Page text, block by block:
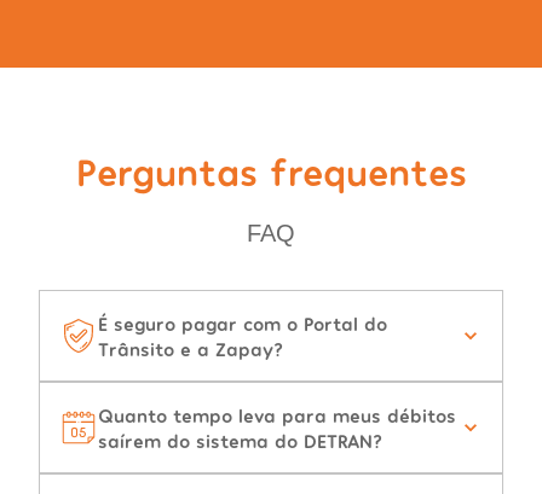
Perguntas frequentes
FAQ
É seguro pagar com o Portal do
Trânsito e a Zapay?
Quanto tempo leva para meus débitos
saírem do sistema do DETRAN?